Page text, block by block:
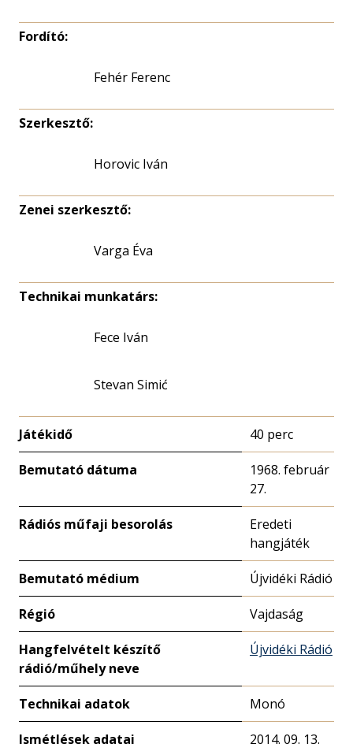
Fordító:
Fehér Ferenc
Szerkesztő:
Horovic Iván
Zenei szerkesztő:
Varga Éva
Technikai munkatárs:
Fece Iván
Stevan Simić
Játékidő 40 perc
Bemutató dátuma
1968. február
27.
Rádiós műfaji besorolás
Eredeti
hangjáték
Bemutató médium Újvidéki Rádió
Régió Vajdaság
Hangfelvételt készítő
rádió/műhely neve
Újvidéki Rádió
Technikai adatok Monó
Ismétlések adatai 2014. 09. 13.